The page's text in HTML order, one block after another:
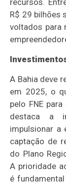
R$ 29 bilhões
voltados para
A Bahia deve
em 2025, o
pelo FNE
destaca a
impulsionar a
captação de
do Plano
A prioridade
é